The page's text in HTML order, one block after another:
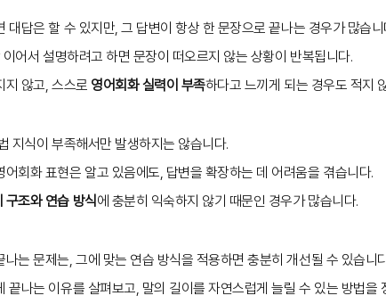
대답은 할 수 있지만, 그 답변이 항상 한 문장으로 끝나는 경우가 많습니
어서 설명하려고 하면 문장이 떠오르지 않는 상황이 반복됩니다.
지 않고, 스스로 영어회화 실력이 부족하다고 느끼게 되는 경우도 적지
지식이 부족해서만 발생하지는 않습니다.
회화 표현은 알고 있음에도, 답변을 확장하는 데 어려움을 겪습니다.
구조와 연습 방식 에 충분히 익숙하지 않기 때문인 경우가 많습니다.
는 문제는, 그에 맞는 연습 방식을 적용하면 충분히 개선될 수 있습니
끝나는 이유를 살펴보고, 말의 길이를 자연스럽게 늘릴 수 있는 방법을